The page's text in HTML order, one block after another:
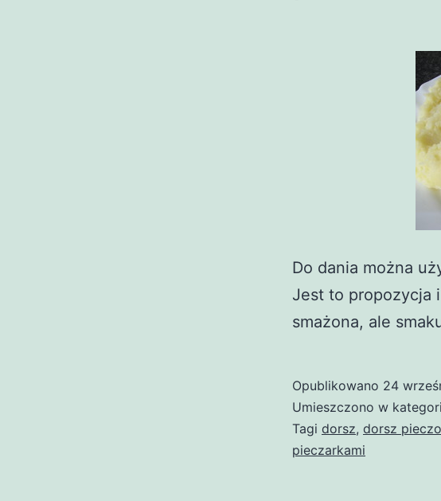
Do dania można
Jest to propozycja
smażona, ale
Opublikowano 24
Umieszczono w
Tagi dorsz, dorsz
pieczarkami